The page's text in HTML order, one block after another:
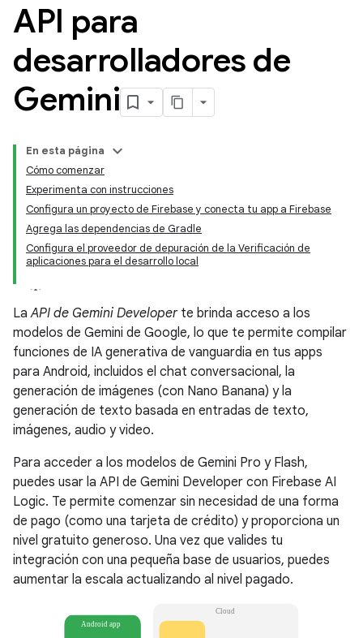
API para
desarrolladores de
Gemini
En esta página
Cómo comenzar
Experimenta con instrucciones
Configura un proyecto de Firebase y conecta tu app a Firebase
Agrega las dependencias de Gradle
Configura el proveedor de depuración de la Verificación de
aplicaciones para el desarrollo local
LaAPI de Gemini Developerte brinda acceso a los
modelos de Gemini de Google, lo que te permite compilar
funciones de IA generativa de vanguardia en tus apps
para Android, incluidos el chat conversacional, la
generación de imágenes (con Nano Banana) y la
generación de texto basada en entradas de texto,
imágenes, audio y video.
Para acceder a los modelos de Gemini Pro y Flash,
puedes usar la API de Gemini Developer con Firebase AI
Logic. Te permite comenzar sin necesidad de una forma
de pago (como una tarjeta de crédito) y proporciona un
nivel gratuito generoso. Una vez que valides tu
integración con una pequeña base de usuarios, puedes
aumentar la escala actualizando al nivel pagado.